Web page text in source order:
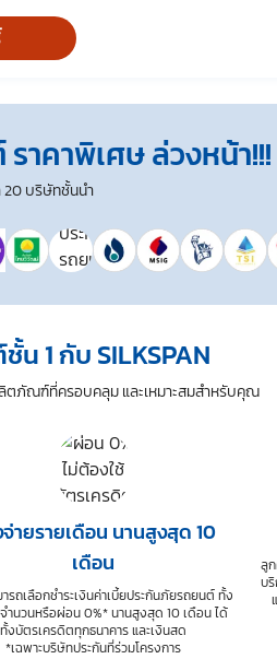
ยงานถึงวัตถุประสงค์ในการเก็บรวบรวม ใ
ชักจูง และข้าพเจ้าทราบว่าข้าพเจ้าสามารถ
นการถอนความยินยอม
เจ้าแทนการลงลายมือชื่อเป็นหลักฐาน
าคาพิเศษ ล่วงหน้า!!!
20 บริษัทชั้นนำ
1 กับ SILKSPAN
ลิตภัณฑ์ที่ครอบคลุม และเหมาะสมสำหรับคุณ
ายรายเดือน นานสูงสุด 10
เดือน
รถเลือกชำระเงินค่าเบี้ยประกันภัยรถยนต์ ทั้ง
ำนวนหรือผ่อน 0%* นานสูงสุด 10 เดือน ได้
ทั้งบัตรเครดิตทุกธนาคาร และเงินสด
*เฉพาะบริษัทประกันที่ร่วมโครงการ
ลู
บ